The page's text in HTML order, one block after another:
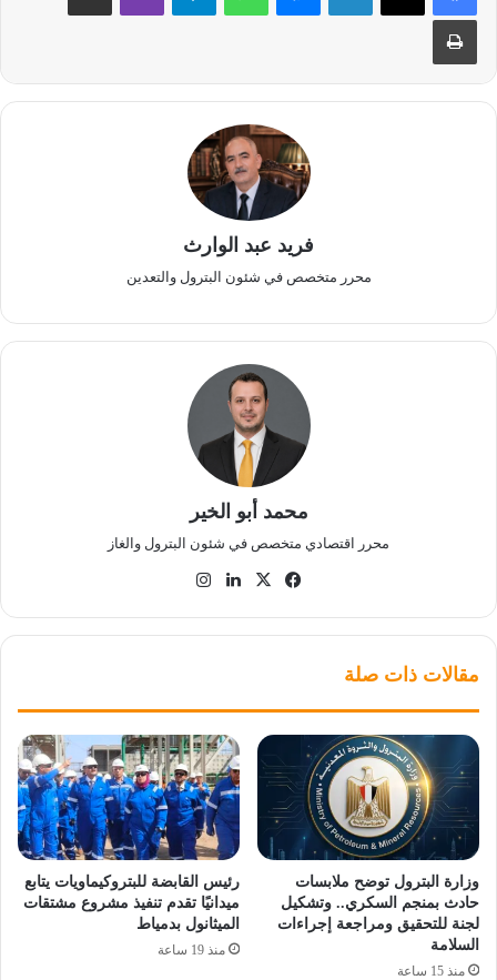
طباعة
فريد عبد الوارث
محرر متخصص في شئون البترول والتعدين
محمد أبو الخير
محرر اقتصادي متخصص في شئون البترول والغاز
فيسبوك
‫X لينكدإن
مقالات ذات صلة
وزارة البترول توضح ملابسات
حادث بمنجم السكري.. وتشكيل
لجنة للتحقيق ومراجعة إجراءات
السلامة
منذ 15 ساعة
رئيس القابضة للبتروكيماويات يتابع
ميدانيًا تقدم تنفيذ مشروع مشتقات
الميثانول بدمياط
منذ 19 ساعة